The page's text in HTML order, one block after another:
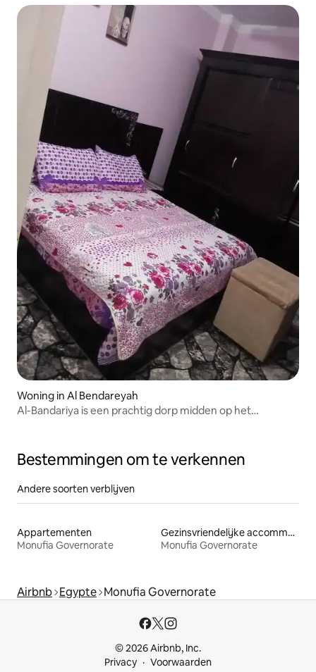
Opvoeding
Woning in Al Bendareyah
Al-Bandariya is een prachtig dorp midden op het
Bestemmingen om te verkennen
Andere soorten verblijven
Appartementen
Monufia Governorate
Gezinsvriendelijke accommodaties
Monufia Governorate
Airbnb Egypte Monufia Governorate
© 2026 Airbnb, Inc.
Privacy
Voorwaarden